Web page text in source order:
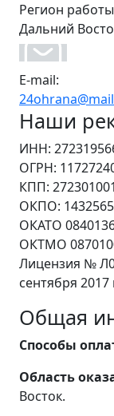
Регион
Дальний
E-mail:
Наши
ИНН:
ОГРН:
КПП: 272301001
ОКПО:
ОКАТО
ОКТМО
Лицензия №
сентября 2017
Общая
Способы
Область
Восток.